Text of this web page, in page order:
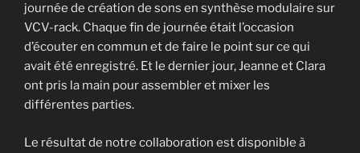
journée de création de sons en synthèse modulaire sur
VCV-rack. Chaque fin de journée était l’occasion
d’écouter en commun et de faire le point sur ce qui
avait été enregistré. Et le dernier jour, Jeanne et Clara
ont pris la main pour assembler et mixer les
différentes parties.
Le résultat de notre collaboration est disponible à